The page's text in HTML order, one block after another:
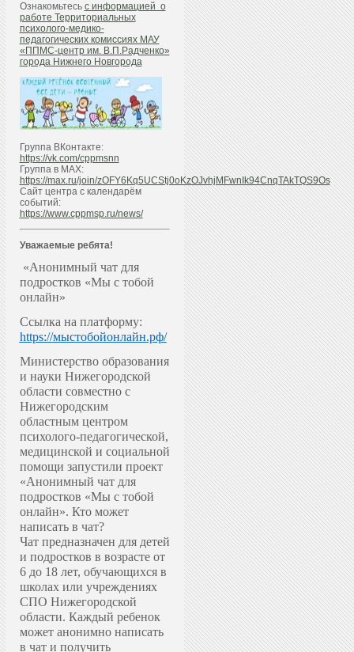
Ознакомьтесь с информацией о
работе Территориальных
психолого-медико-
педагогических комиссиях МАУ
«ППМС-центр им. В.П.Радченко»
города Нижнего Новгорода
Группа ВКонтакте:
https://vk.com/cppmsnn
Группа в МАХ:
https://max.ru/join/zOFY6Kq5UCStj0oKzOJvhjMFwnIk94CnqTAkTQS9Os
Сайт центра с календарём
событий:
https://www.cppmsp.ru/news/
Уважаемые ребята!
«Анонимный чат для
подростков «Мы с тобой
онлайн»
Ссылка на платформу:
https://мыстобойонлайн.рф/
Министерство образования
и науки Нижегородской
области совместно с
Нижегородским
областным центром
психолого-педагогической,
медицинской и социальной
помощи запустили проект
«Анонимный чат для
подростков «Мы с тобой
онлайн». Кто может
написать в чат?
Чат предназначен для детей
и подростков в возрасте от
6 до 18 лет, обучающихся в
школах или учреждениях
СПО Нижегородской
области. Каждый ребенок
может анонимно написать
в чат и получить